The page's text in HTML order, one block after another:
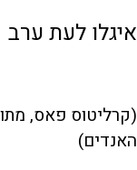
איגלו לעת ערב
(קרליטוס פאס,
האנדים)